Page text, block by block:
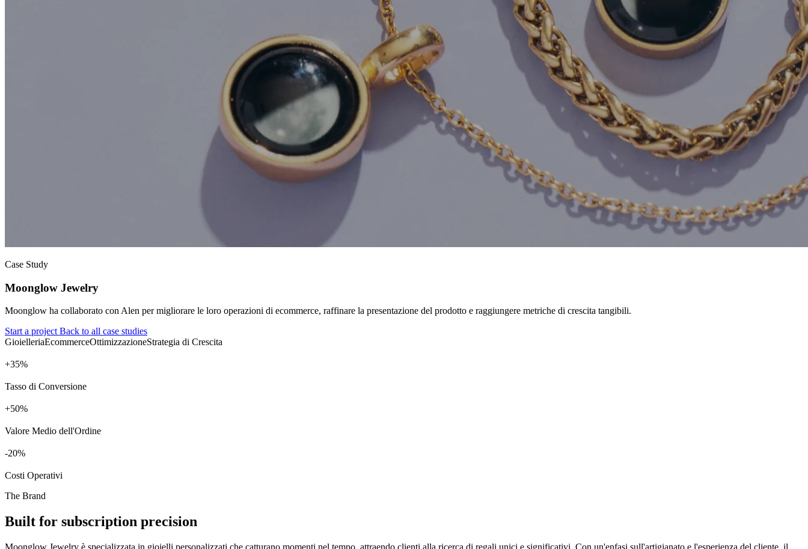
Case Study
Moonglow Jewelry
Moonglow ha collaborato con Alen per migliorare le loro operazioni di ecommerce, raffinare la presentazione del prodotto e raggiungere metriche di crescita tangibili.
Start a projectBack to all case studies
GioielleriaEcommerceOttimizzazioneStrategia di Crescita
+ %
Tasso di Conversione
+ %
Valore Medio dell'Ordine
%
Costi Operativi
The Brand
Built for subscription precision